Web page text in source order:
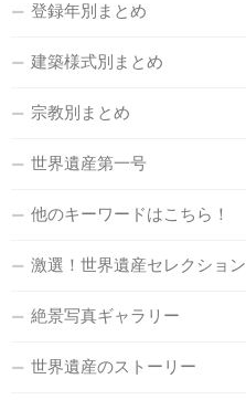
登録年別まとめ
建築様式別まとめ
宗教別まとめ
世界遺産第一号
他のキーワードはこちら！
激選！世界遺産セレクション
絶景写真ギャラリー
世界遺産のストーリー